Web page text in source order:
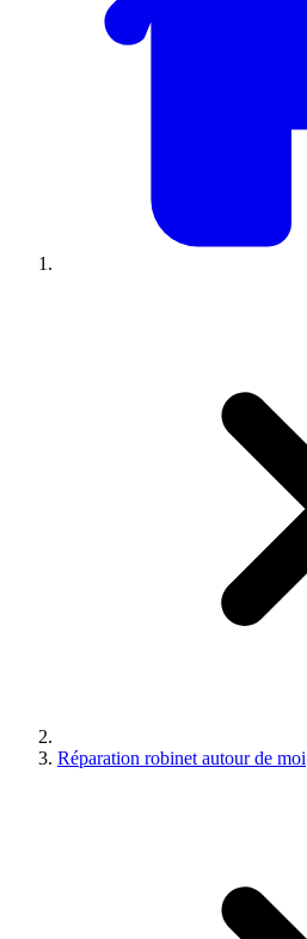
Réparation robinet autour de moi